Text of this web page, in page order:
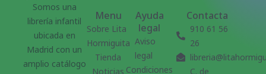
Somos una
librería infantil
ubicada en
Madrid con un
amplio catálogo
Menu
Sobre Lita
Hormiguita
Tienda
Noticias
Ayuda
legal
Aviso
legal
Condiciones
Contacta
910 61 56
26
C. de